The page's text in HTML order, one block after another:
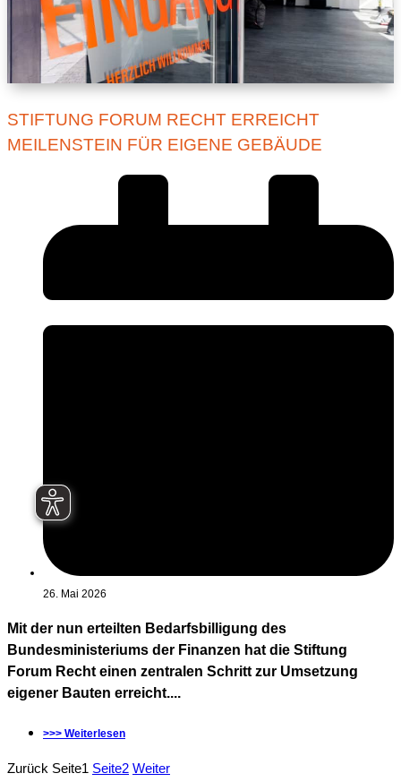
STIFTUNG FORUM RECHT ERREICHT
MEILENSTEIN FÜR EIGENE GEBÄUDE
26. Mai 2026
Mit der nun erteilten Bedarfsbilligung des
Bundesministeriums der Finanzen hat die Stiftung
Forum Recht einen zentralen Schritt zur Umsetzung
eigener Bauten erreicht....
>>> Weiterlesen
Zurück Seite1 Seite2 Weiter